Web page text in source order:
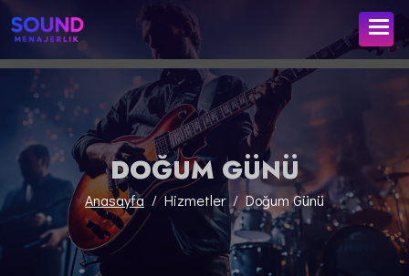
DOĞUM GÜNÜ
Anasayfa Hizmetler Doğum Günü